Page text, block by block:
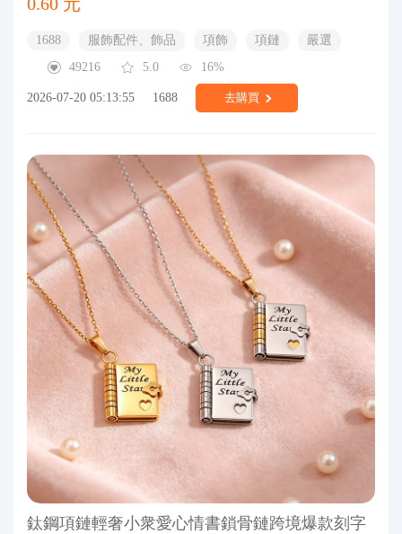
1688 服飾配件、飾品 項飾 項鏈
嚴選
49216
5.0 16%
2026-07-20 05:13:55 1688 去購買
鈦鋼項鏈輕奢小衆愛心情書鎖骨鏈跨境爆款刻字